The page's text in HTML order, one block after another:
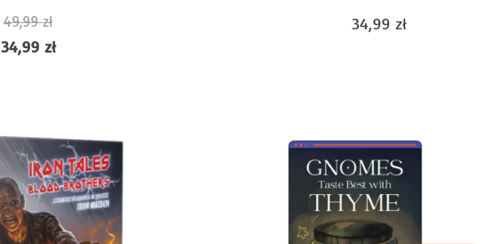
49,99zł
34,99 zł
34,99 zł